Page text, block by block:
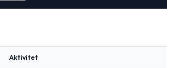
Aktivitet